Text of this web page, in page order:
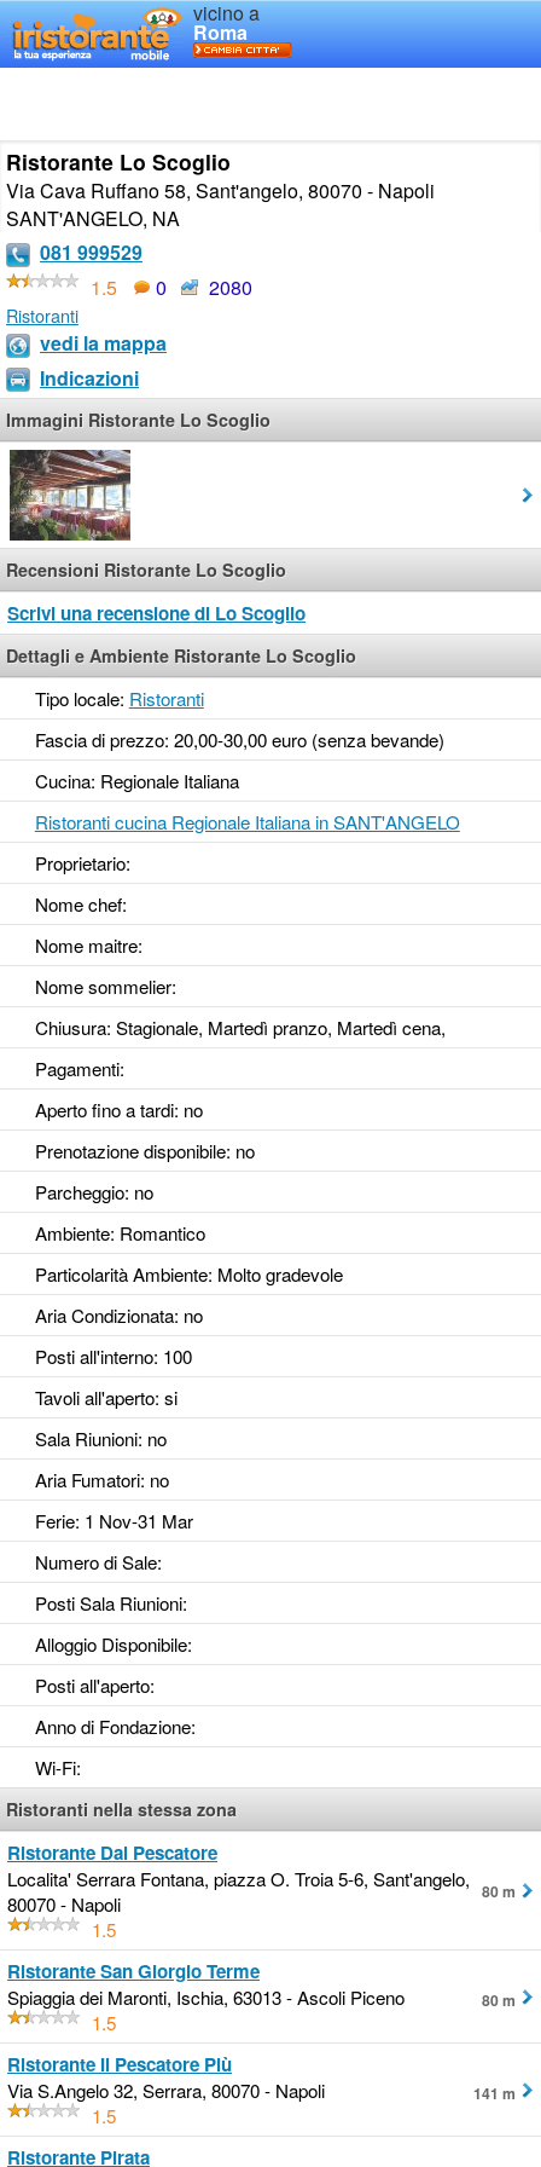
vicino a
Roma
Ristorante Lo Scoglio
Via Cava Ruffano 58, Sant'angelo, 80070 - Napoli
SANT'ANGELO, NA
081 999529
1.5
0 2080
Ristoranti
vedi la mappa
Indicazioni
Immagini Ristorante Lo Scoglio
Recensioni Ristorante Lo Scoglio
Scrivi una recensione di Lo Scoglio
Dettagli e Ambiente Ristorante Lo Scoglio
Tipo locale: Ristoranti
Fascia di prezzo: 20,00-30,00 euro (senza bevande)
Cucina: Regionale Italiana
Ristoranti cucina Regionale Italiana in SANT'ANGELO
Proprietario:
Nome chef:
Nome maitre:
Nome sommelier:
Chiusura: Stagionale, Martedì pranzo, Martedì cena,
Pagamenti:
Aperto fino a tardi: no
Prenotazione disponibile: no
Parcheggio: no
Ambiente: Romantico
Particolarità Ambiente: Molto gradevole
Aria Condizionata: no
Posti all'interno: 100
Tavoli all'aperto: si
Sala Riunioni: no
Aria Fumatori: no
Ferie: 1 Nov-31 Mar
Numero di Sale:
Posti Sala Riunioni:
Alloggio Disponibile:
Posti all'aperto:
Anno di Fondazione:
Wi-Fi:
Ristoranti nella stessa zona
Ristorante Dal Pescatore
Localita' Serrara Fontana, piazza O. Troia 5-6, Sant'angelo,
80070 - Napoli
1.5
80 m
Ristorante San Giorgio Terme
Spiaggia dei Maronti, Ischia, 63013 - Ascoli Piceno
1.5
80 m
Ristorante Il Pescatore Più
Via S.Angelo 32, Serrara, 80070 - Napoli
1.5
141 m
Ristorante Pirata